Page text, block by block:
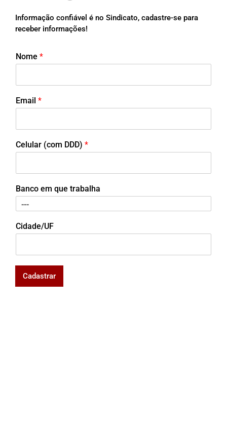
Informação confiável é no Sindicato, cadastre-se para
receber informações!
Nome *
Email *
Celular (com DDD) *
Banco em que trabalha
Cidade/UF
Cadastrar